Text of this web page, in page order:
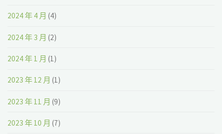
2024 年 4 月 (4)
2024 年 3 月 (2)
2024 年 1 月 (1)
2023 年 12 月 (1)
2023 年 11 月 (9)
2023 年 10 月 (7)